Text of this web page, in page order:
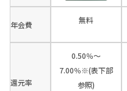
年会費 無料
還元率
0.50％～
7.00％※(表下部
参照)